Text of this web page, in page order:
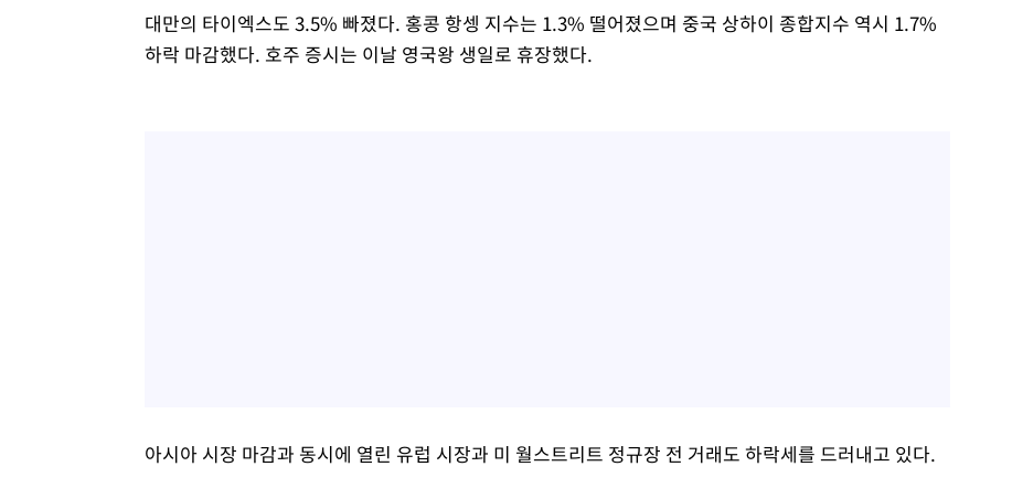
대만의 타이엑스도 3.5% 빠졌다. 홍콩 항셍 지수는 1.3% 떨어졌으며 중국 상하이 종합지수 역시 1.7%
하락 마감했다. 호주 증시는 이날 영국왕 생일로 휴장했다.
아시아 시장 마감과 동시에 열린 유럽 시장과 미 월스트리트 정규장 전 거래도 하락세를 드러내고 있다.